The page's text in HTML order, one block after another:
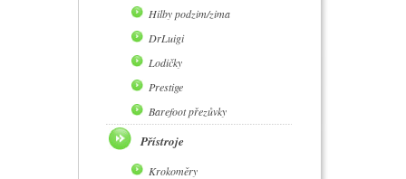
Hilby podzim/zima
DrLuigi
Lodičky
Prestige
Barefoot přezůvky
Přístroje
Krokoměry